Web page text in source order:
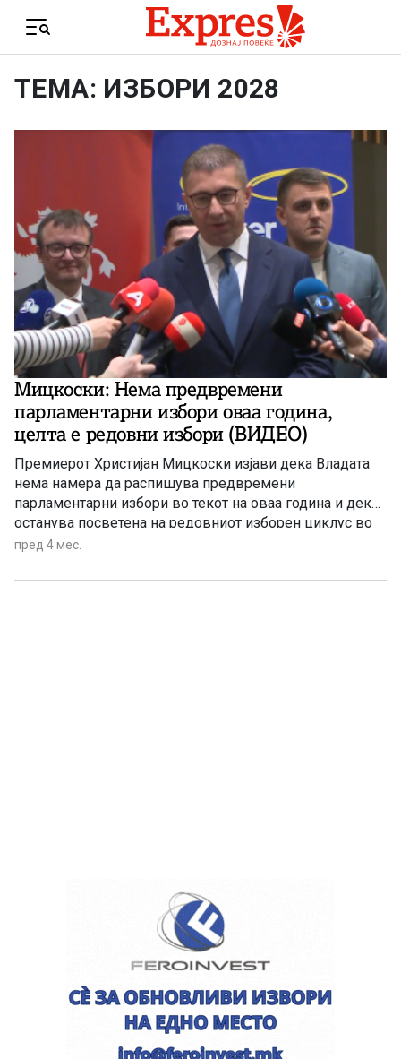
Menu
ТЕМА: ИЗБОРИ 2028
Мицкоски: Нема предвремени
парламентарни избори оваа година,
целта е редовни избори (ВИДЕО)
Премиерот Христијан Мицкоски изјави дека Владата
нема намера да распишува предвремени
парламентарни избори во текот на оваа година и дека
останува посветена на редовниот изборен циклус во
2028 година.
пред 4 мес.